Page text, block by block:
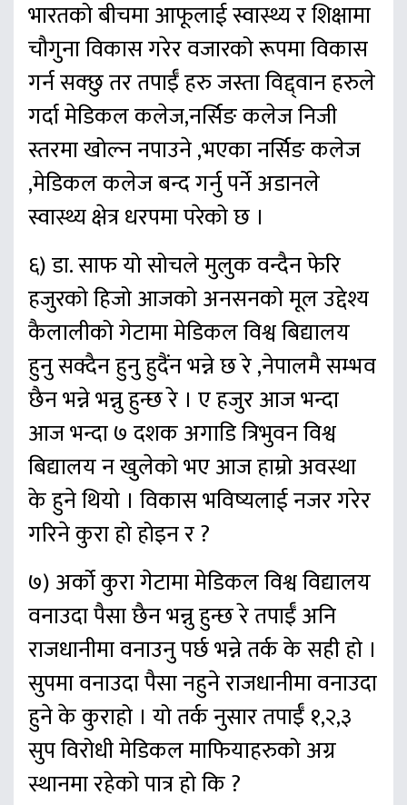
भारतको बीचमा आफूलाई स्वास्थ्य र शिक्षामा
चौगुना विकास गरेर वजारको रूपमा विकास
गर्न सक्छु तर तपाईँ हरु जस्ता विद्द्वान हरुले
गर्दा मेडिकल कलेज,नर्सिङ कलेज निजी
स्तरमा खोल्न नपाउने ,भएका नर्सिङ कलेज
,मेडिकल कलेज बन्द गर्नु पर्ने अडानले
स्वास्थ्य क्षेत्र धरपमा परेको छ ।
६) डा. साफ यो सोचले मुलुक वन्दैन फेरि
हजुरको हिजो आजको अनसनको मूल उद्देश्य
कैलालीको गेटामा मेडिकल विश्व बिद्यालय
हुनु सक्दैन हुनु हुदैंन भन्ने छ रे ,नेपालमै सम्भव
छैन भन्ने भन्नु हुन्छ रे । ए हजुर आज भन्दा
आज भन्दा ७ दशक अगाडि त्रिभुवन विश्व
बिद्यालय न खुलेको भए आज हाम्रो अवस्था
के हुने थियो । विकास भविष्यलाई नजर गरेर
गरिने कुरा हो होइन र ?
७) अर्को कुरा गेटामा मेडिकल विश्व विद्यालय
वनाउदा पैसा छैन भन्नु हुन्छ रे तपाईँ अनि
राजधानीमा वनाउनु पर्छ भन्ने तर्क के सही हो ।
सुपमा वनाउदा पैसा नहुने राजधानीमा वनाउदा
हुने के कुराहो । यो तर्क नुसार तपाईँ १,२,३
सुप विरोधी मेडिकल माफियाहरुको अग्र
स्थानमा रहेको पात्र हो कि ?